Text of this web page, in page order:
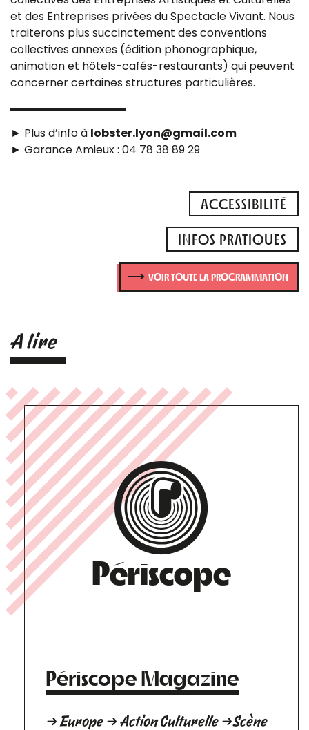
et des Entreprises privées du Spectacle Vivant. Nous
traiterons plus succinctement des conventions
collectives annexes (édition phonographique,
animation et hôtels-cafés-restaurants) qui peuvent
concerner certaines structures particulières.
► Plus d’info à lobster.lyon@gmail.com
► Garance Amieux : 04 78 38 89 29
ACCESSIBILITÉ
INFOS PRATIQUES
VOIR TOUTE LA PROGRAMMATION
A lire
Périscope
Périscope Magazine
→ Europe → Action Culturelle →Scène